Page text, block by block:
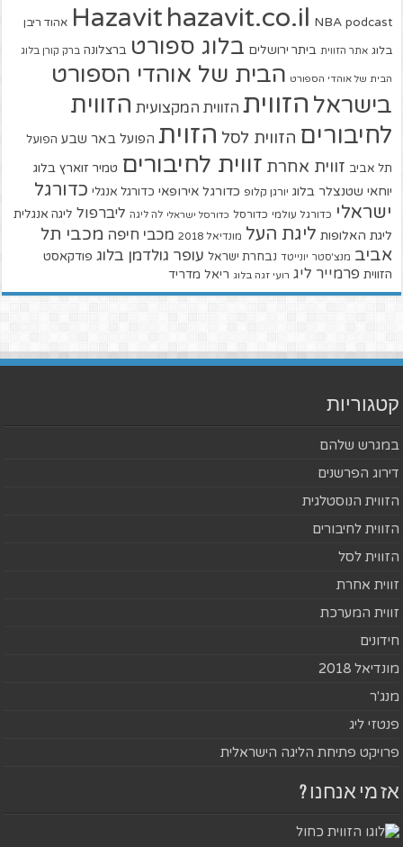
Hazavit hazavit.co.il NBA podcast אהוד ריבן
בלוג אתר הזווית ביתר ירושלים בלוג ספורט ברצלונה ברק קורן בלוג
הבית של אוהדי הספורט הבית של אוהדי הספורט
בישראל הזווית הזווית המקצועית הזווית
לחיבורים הזווית לסל הזוית הפועל באר שבע הפועל
תל אביב זווית אחרת זווית לחיבורים טמיר זוארץ בלוג
יוחאי שטנצלר בלוג יורגן קלופ כדורגל אירופאי כדורגל אנגלי כדורגל
ישראלי כדורגל עולמי כדורסל כדורסל ישראלי לה ליגה ליברפול ליגה אנגלית
ליגת האלופות ליגת העל מונדיאל 2018 מכבי חיפה מכבי תל
אביב מנצ'סטר יונייטד נבחרת ישראל עופר גולדמן בלוג פודקאסט
הזווית פרמייר ליג רועי זגה בלוג ריאל מדריד
קטגוריות
במגרש שלהם
דירוג הפרשנים
הזווית הנוסטלגית
הזווית לחיבורים
הזווית לסל
זווית אחרת
זווית המערכת
חידונים
מונדיאל 2018
מנג'ר
פנטזי ליג
פרויקט פתיחת הליגה הישראלית
אז מי אנחנו ?